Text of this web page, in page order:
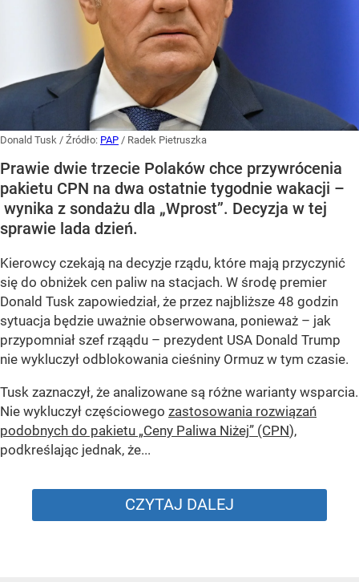
Donald Tusk / Źródło: PAP / Radek Pietruszka
Prawie dwie trzecie Polaków chce przywrócenia
pakietu CPN na dwa ostatnie tygodnie wakacji –
wynika z sondażu dla „Wprost”. Decyzja w tej
sprawie lada dzień.
Kierowcy czekają na decyzje rządu, które mają przyczynić
się do obniżek cen paliw na stacjach. W środę premier
Donald Tusk zapowiedział, że przez najbliższe 48 godzin
sytuacja będzie uważnie obserwowana, ponieważ – jak
przypomniał szef rząądu – prezydent USA Donald Trump
nie wykluczył odblokowania cieśniny Ormuz w tym czasie.
Tusk zaznaczył, że analizowane są różne warianty wsparcia.
Nie wykluczył częściowego zastosowania rozwiązań
podobnych do pakietu „Ceny Paliwa Niżej” (CPN),
podkreślając jednak, że...
CZYTAJ DALEJ